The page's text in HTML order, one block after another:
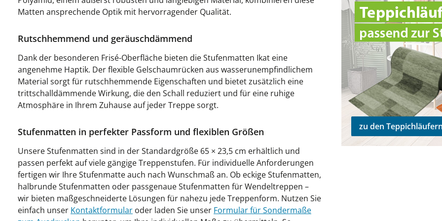
Matten ansprechende Optik mit hervorragender Qualität.
Rutschhemmend und geräuschdämmend
Dank der besonderen Frisé-Oberfläche bieten die Stufenmatten Ikat eine
angenehme Haptik. Der flexible Gelschaumrücken aus wasserunempfindlichem
Material sorgt für rutschhemmende Eigenschaften und bietet zusätzlich eine
trittschalldämmende Wirkung, die den Schall reduziert und für eine ruhige
Atmosphäre in Ihrem Zuhause auf jeder Treppe sorgt.
Stufenmatten in perfekter Passform und flexiblen Größen
Unsere Stufenmatten sind in der Standardgröße 65 × 23,5 cm erhältlich und
passen perfekt auf viele gängige Treppenstufen. Für individuelle Anforderungen
fertigen wir Ihre Stufenmatte auch nach Wunschmaß an. Ob eckige Stufenmatten,
halbrunde Stufenmatten oder passgenaue Stufenmatten für Wendeltreppen –
wir bieten maßgeschneiderte Lösungen für nahezu jede Treppenform. Nutzen Sie
einfach unser Kontaktformular oder laden Sie unser Formular für Sondermaße
zu den